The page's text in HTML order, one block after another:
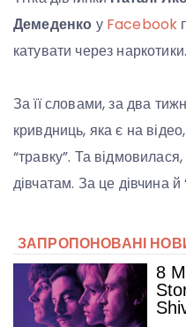
Демеденко у Facebook
катувати через наркотики.
За її словами, за два
кривдниць, яка є на
“травку”. Та
дівчатам. За це дівчина й